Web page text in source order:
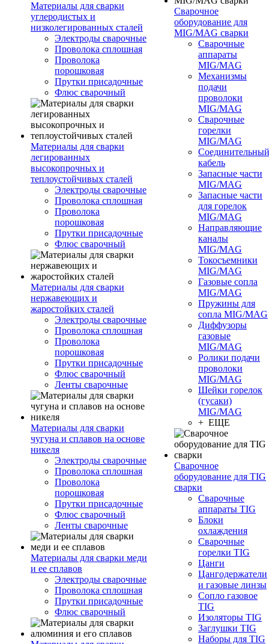
Материалы для сварки
углеродистых и
низколегированных сталей
Электроды сварочные
Проволока сплошная
Проволока
порошковая
Прутки присадочные
Флюс сварочный
Материалы для сварки
легированных
высокопрочных и
теплоустойчивых сталей
Электроды сварочные
Проволока сплошная
Проволока
порошковая
Прутки присадочные
Флюс сварочный
Материалы для сварки
нержавеющих и
жаростойких сталей
Электроды сварочные
Проволока сплошная
Проволока
порошковая
Прутки присадочные
Флюс сварочный
Ленты сварочные
Материалы для сварки
чугуна и сплавов на основе
никеля
Электроды сварочные
Проволока сплошная
Проволока
порошковая
Прутки присадочные
Флюс сварочный
Ленты сварочные
Материалы для сварки меди
и ее сплавов
Электроды сварочные
Проволока сплошная
Прутки присадочные
Флюс сварочный
Сварочное
оборудование для
MIG/MAG сварки
Сварочные
аппараты
MIG/MAG
Механизмы
подачи
проволоки
MIG/MAG
Сварочные
горелки
MIG/MAG
Соединительный
кабель
Запасные части
MIG/MAG
Запасные части
для горелок
MIG/MAG
Направляющие
каналы
MIG/MAG
Токосъемники
MIG/MAG
Газовые сопла
MIG/MAG
Пружины для
сопла MIG/MAG
Диффузоры
газовые
MIG/MAG
Ролики подачи
проволоки
MIG/MAG
Шейки горелок
(гусаки)
MIG/MAG
+ ЕЩЕ
Сварочное
оборудование для TIG
сварки
Сварочные
аппараты TIG
Блоки
охлаждения
Сварочные
горелки TIG
Цанги
Цангодержатели
и газовые линзы
Сопло газовое
TIG
Изоляторы TIG
Заглушки TIG
Наборы для TIG